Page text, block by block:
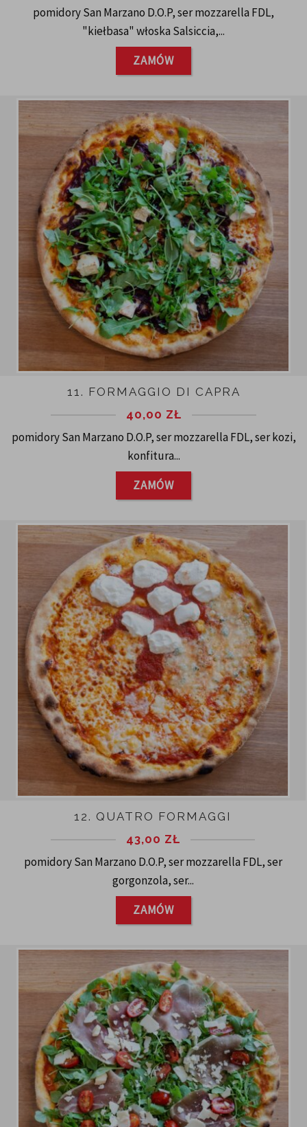
pomidory San Marzano D.O.P, ser mozzarella FDL,
"kiełbasa" włoska Salsiccia,...
ZAMÓW
11. FORMAGGIO DI CAPRA
40,00 ZŁ
pomidory San Marzano D.O.P, ser mozzarella FDL, ser kozi,
konfitura...
ZAMÓW
12. QUATRO FORMAGGI
43,00 ZŁ
pomidory San Marzano D.O.P, ser mozzarella FDL, ser
gorgonzola, ser...
ZAMÓW